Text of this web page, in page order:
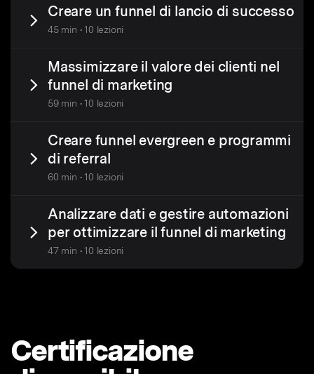
Creare un funnel di lancio di successo
45 min • 10 lezioni
Massimizzare il valore dei clienti nel
funnel di marketing
59 min • 10 lezioni
Creare funnel evergreen e programmi
di referral
60 min • 10 lezioni
Analizzare dati e gestire automazioni
per ottimizzare il funnel di marketing
47 min • 10 lezioni
Certificazione